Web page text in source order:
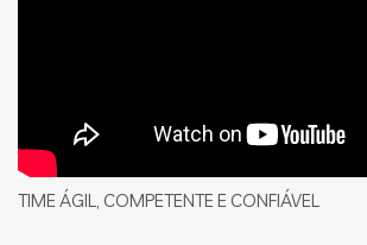
TIME ÁGIL, COMPETENTE E CONFIÁVEL